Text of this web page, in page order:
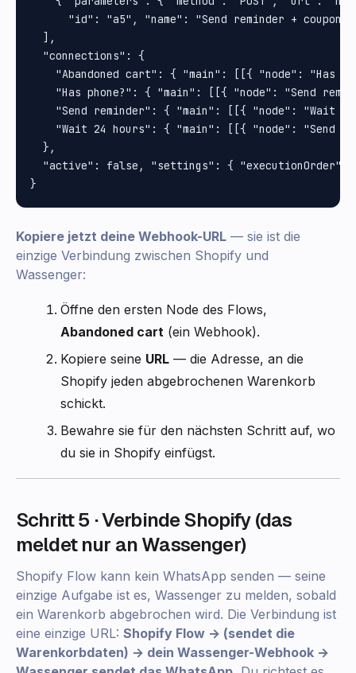
"id": "a5", "name": "Send reminder +
  ],
  "connections": {
"Abandoned cart": { "main": [[{ "node": "Has
"Has phone?": { "main": [[{ "node": "Send
"Send reminder": { "main": [[{ "node": "Wait
"Wait 24 hours": { "main": [[{ "node": "Send
  },
"active": false, "settings": { "executionOrder":
Kopiere jetzt deine Webhook-URL — sie ist die
einzige Verbindung zwischen Shopify und
Wassenger:
Öffne den ersten Node des Flows,
Abandoned cart (ein Webhook).
Kopiere seine URL — die Adresse, an die
Shopify jeden abgebrochenen Warenkorb
schickt.
Bewahre sie für den nächsten Schritt auf, wo
du sie in Shopify einfügst.
Schritt 5 · Verbinde Shopify (das
meldet nur an Wassenger)
Shopify Flow kann kein WhatsApp senden — seine
einzige Aufgabe ist es, Wassenger zu melden, sobald
ein Warenkorb abgebrochen wird. Die Verbindung ist
eine einzige URL: Shopify Flow → (sendet die
Warenkorbdaten) → dein Wassenger-Webhook →